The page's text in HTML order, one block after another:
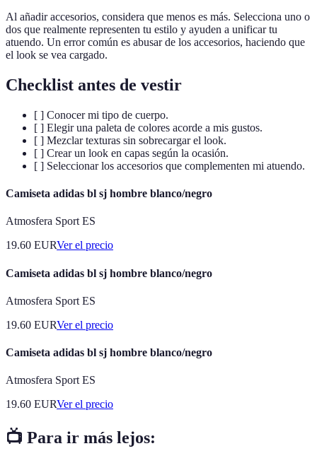
Al añadir accesorios, considera que menos es más. Selecciona uno o
dos que realmente representen tu estilo y ayuden a unificar tu
atuendo. Un error común es abusar de los accesorios, haciendo que
el look se vea cargado.
Checklist antes de vestir
[ ] Conocer mi tipo de cuerpo.
[ ] Elegir una paleta de colores acorde a mis gustos.
[ ] Mezclar texturas sin sobrecargar el look.
[ ] Crear un look en capas según la ocasión.
[ ] Seleccionar los accesorios que complementen mi atuendo.
Camiseta adidas bl sj hombre blanco/negro
Atmosfera Sport ES
19.60 EURVer el precio
Camiseta adidas bl sj hombre blanco/negro
Atmosfera Sport ES
19.60 EURVer el precio
Camiseta adidas bl sj hombre blanco/negro
Atmosfera Sport ES
19.60 EURVer el precio
📺 Para ir más lejos: